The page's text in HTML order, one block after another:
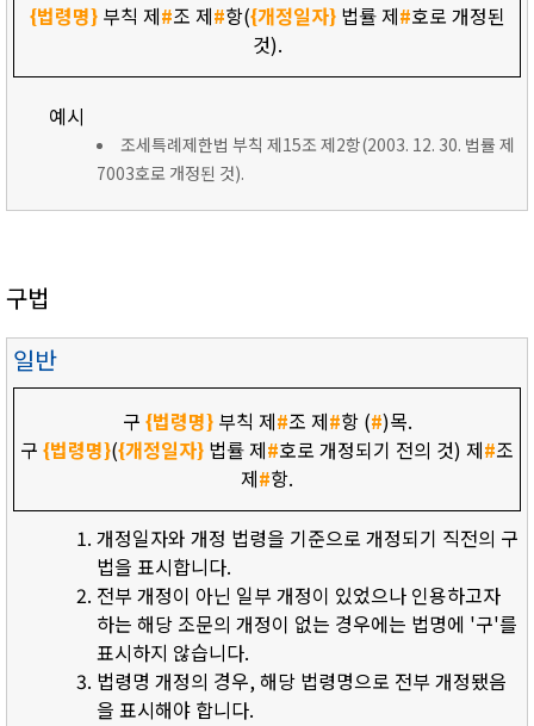
{법령명}부칙 제#조 제#항({개정일자}법률 제#호로 개정된
것).
예시
조세특례제한법 부칙 제15조 제2항(2003. 12. 30. 법률 제
7003호로 개정된 것).
구법
일반
구 {법령명}부칙 제#조 제#항 (#)목.
구 {법령명}({개정일자} 법률 제#호로 개정되기 전의 것) 제#조
제#항.
개정일자와 개정 법령을 기준으로 개정되기 직전의 구
법을 표시합니다.
전부 개정이 아닌 일부 개정이 있었으나 인용하고자
하는 해당 조문의 개정이 없는 경우에는 법명에 '구'를
표시하지 않습니다.
법령명 개정의 경우, 해당 법령명으로 전부 개정됐음
을 표시해야 합니다.